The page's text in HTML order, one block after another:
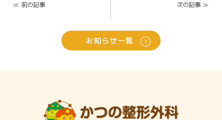
≪ 前の記事 次の記事 ≫
お知らせ一覧